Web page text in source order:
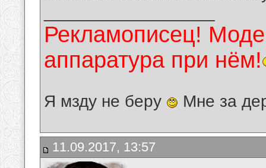
Рекламописец!
аппаратура при нём!
Я мзду не беру Мне за
11.09.2017, 13:57